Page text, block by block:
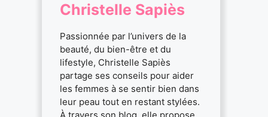
Christelle Sapiès
Passionnée par l’univers de la
beauté, du bien-être et du
lifestyle, Christelle Sapiès
partage ses conseils pour aider
les femmes à se sentir bien dans
leur peau tout en restant stylées.